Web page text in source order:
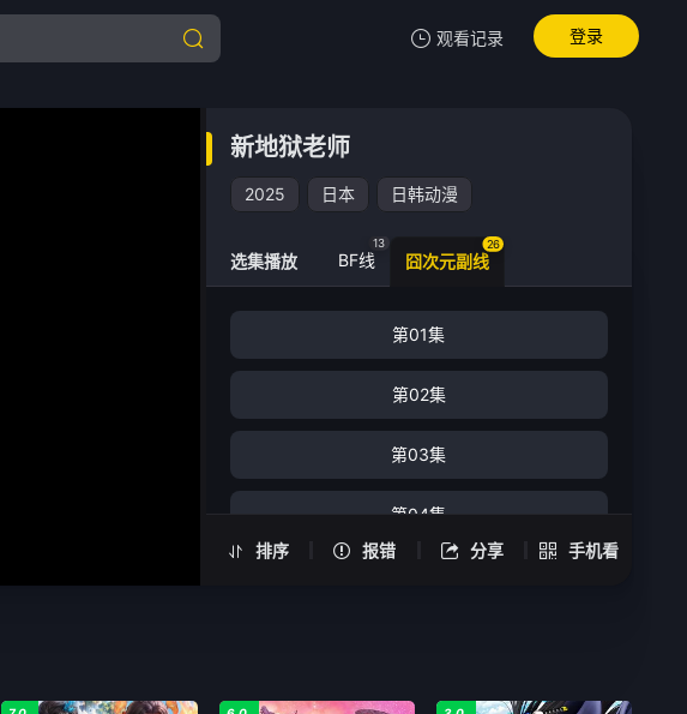
观看记录
新地狱老师
清空
登录
新地狱老师
2025 日本 日韩动漫
排序 报错 分享 手机看
新地狱老师 -第21集
选集播放 BF线
13
囧次元副线
26
第01集
第02集
第03集
第04集